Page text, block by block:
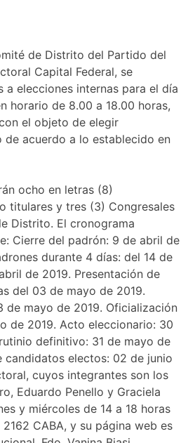
de Distrito del Partido del
Capital Federal, se
elecciones internas para el día
horario de 8.00 a 18.00 horas,
el objeto de elegir
acuerdo a lo establecido en
ocho en letras (8)
titulares y tres (3) Congresales
Distrito. El cronograma
Cierre del padrón: 9 de abril de
durante 4 días: del 14 de
de 2019. Presentación de
del 03 de mayo de 2019.
de mayo de 2019. Oficialización
de 2019. Acto eleccionario: 30
definitivo: 31 de mayo de
candidatos electos: 02 de junio
cuyos integrantes son los
Eduardo Penello y Graciela
y miércoles de 14 a 18 horas
CABA, y su página web es